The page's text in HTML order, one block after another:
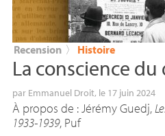
Recension 〉 Histoire
La conscience
par Emmanuel Droit, le 17 juin 2024
À propos de : Jérémy Guedj,
1933-1939, Puf